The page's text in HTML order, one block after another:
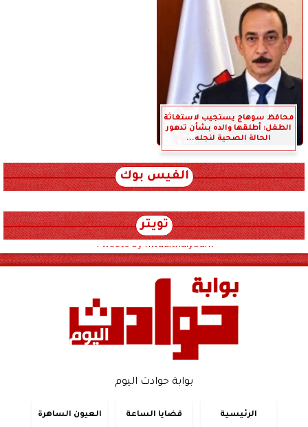
محافظ سوهاج يستجيب لاستغاثة
الطفل: أطلقها والده بشأن تدهور
الحالة الصحية لنجله...
الفيس بوك
تويتر
Tweets by hwadithalyoum
بوابة حوادث اليوم
الرئيسية قضايا الساعة العيون الساهرة